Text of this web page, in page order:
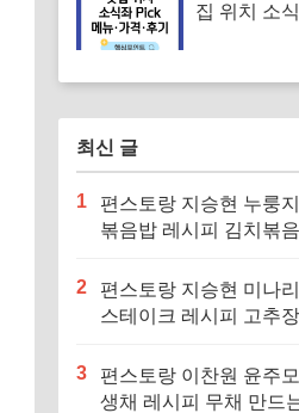
집 위치 소
뉴·가격·후
최신 글
1
편스토랑 지승현 누룽
볶음밥 레시피 김치볶
2
편스토랑 지승현 미나
스테이크 레시피 고추
3
편스토랑 이찬원 윤주
생채 레시피 무채 만드